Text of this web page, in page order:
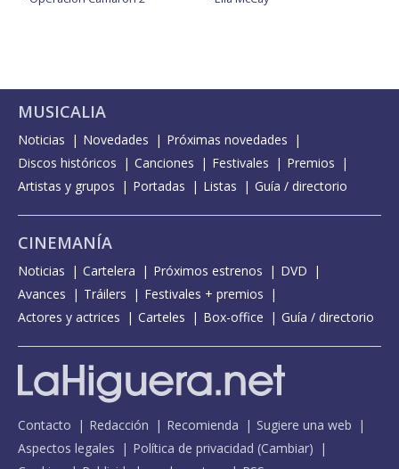
MUSICALIA
Noticias Novedades
Próximas novedades
Discos históricos
Canciones Festivales
Premios
Artistas y grupos
Portadas Listas Guía / directorio
CINEMANÍA
Noticias Cartelera Próximos estrenos
DVD
Avances
Tráilers
Festivales + premios
Actores y actrices
Carteles Box-office Guía / directorio
Contacto Redacción Recomienda
Sugiere una web
Aspectos legales
Política de privacidad (Cambiar)